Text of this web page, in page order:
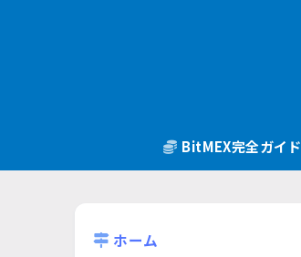
BitMEX完全ガイド
ホーム